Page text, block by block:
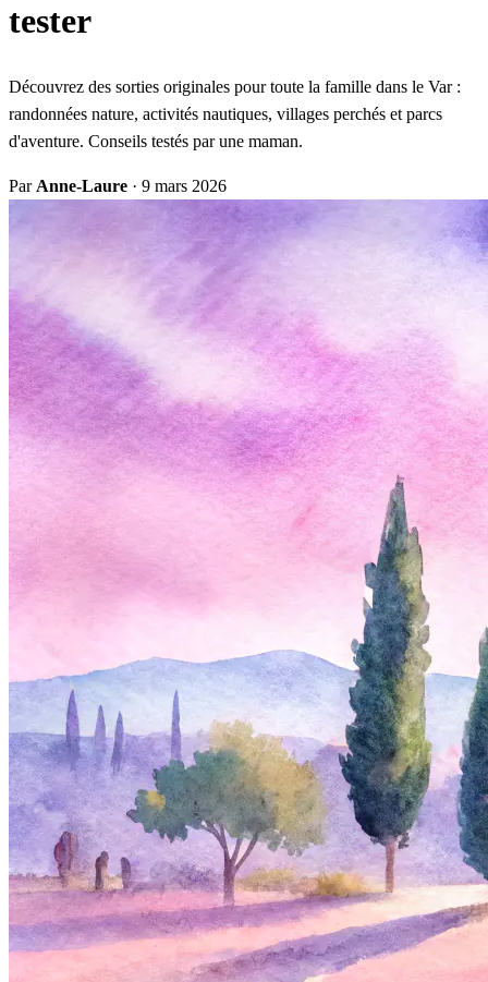
tester
Découvrez des sorties originales pour toute la famille dans le Var :
randonnées nature, activités nautiques, villages perchés et parcs
d'aventure. Conseils testés par une maman.
Par Anne-Laure · 9 mars 2026